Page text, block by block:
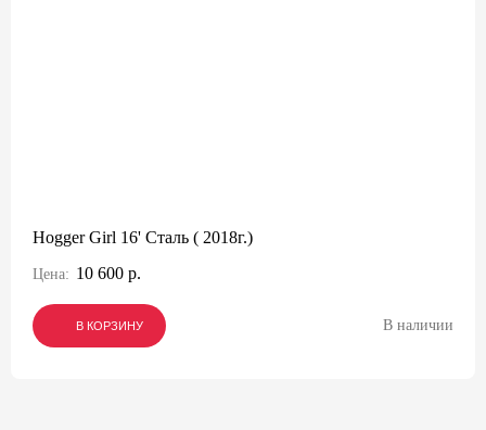
Hogger Girl 16' Сталь ( 2018г.)
Цена: 10 600 р.
В КОРЗИНУ
В КОРЗИНУ
В КОРЗИНУ В наличии